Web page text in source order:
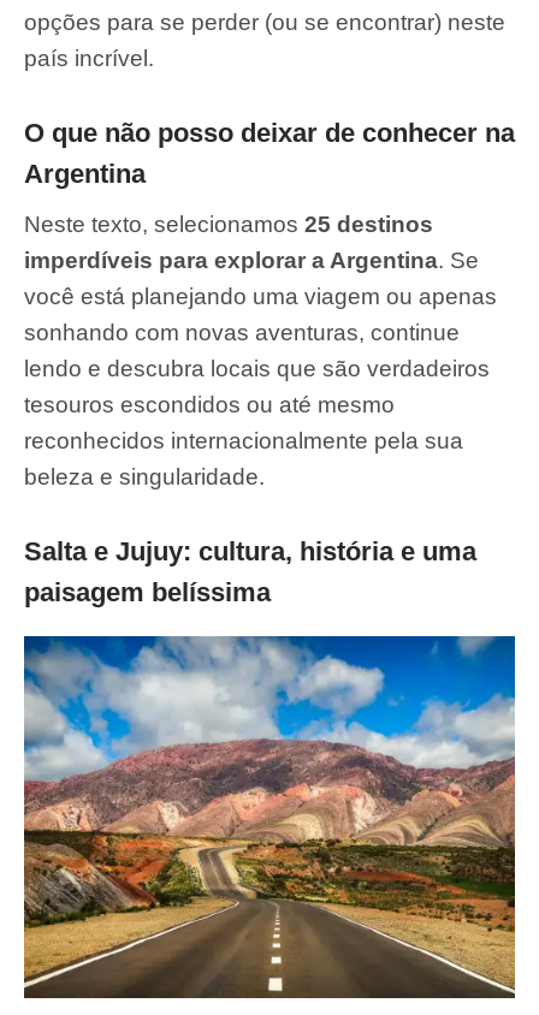
opções para se perder (ou se encontrar) neste
país incrível.
O que não posso deixar de conhecer na
Argentina
Neste texto, selecionamos 25 destinos
imperdíveis para explorar a Argentina. Se
você está planejando uma viagem ou apenas
sonhando com novas aventuras, continue
lendo e descubra locais que são verdadeiros
tesouros escondidos ou até mesmo
reconhecidos internacionalmente pela sua
beleza e singularidade.
Salta e Jujuy: cultura, história e uma
paisagem belíssima